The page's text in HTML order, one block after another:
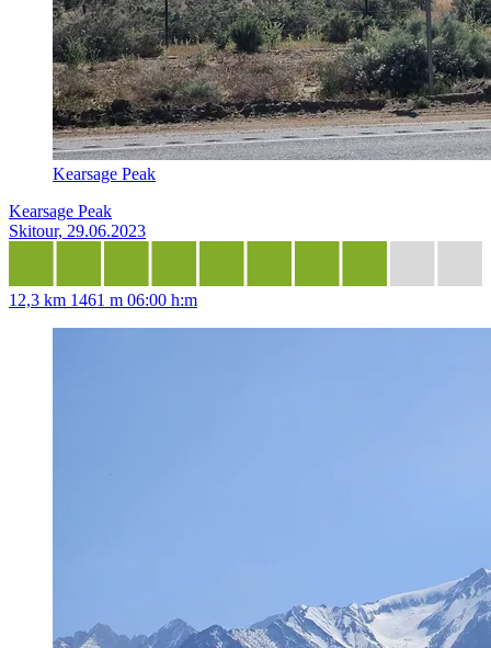
Kearsage Peak
Kearsage Peak
Skitour, 29.06.2023
12,3 km 1461 m 06:00 h:m